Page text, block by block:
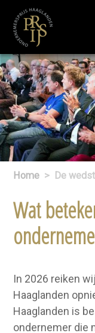
Home > De
Wat
In 2026 reiken
Haaglanden
Haaglanden is
ondernemer die